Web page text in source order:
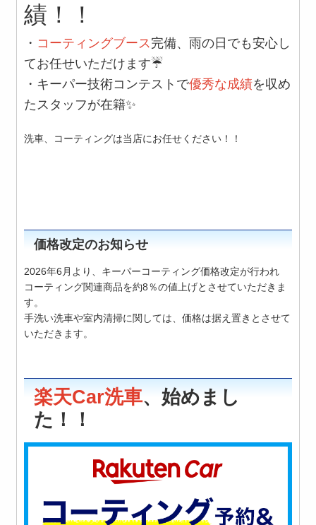
績！！
・ コーティングブース 完備、雨の日でも安心し
てお任せいただけます☔
・ キーパー技術コンテストで優秀な成績を収め
たスタッフが在籍✨
洗車、コーティングは当店にお任せください！！
価格改定のお知らせ
2026年6月より、キーパーコーティング価格改定が行われ
コーティング関連商品を約8％の値上げとさせていただきま
す。
手洗い洗車や室内清掃に関しては、価格は据え置きとさせて
いただきます。
楽天Car洗車、始めまし
た！！